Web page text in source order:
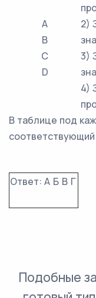
A
B
C
D
2)
3)
4)
В таблице под
Ответ: А Б В Г
Подобные